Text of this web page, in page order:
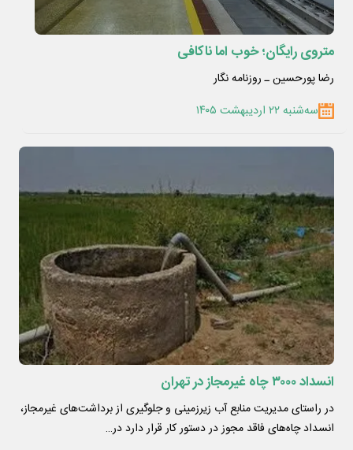
متروی رایگان؛ خوب اما ناکافی
رضا پورحسین ـ روزنامه نگار
سه‌شنبه ۲۲ اردیبهشت ۱۴۰۵
انسداد ۳۰۰۰ چاه غیرمجاز در تهران
در راستای مدیریت منابع آب زیرزمینی و جلوگیری از برداشت‌های غیرمجاز،
انسداد چاه‌های فاقد مجوز در دستور کار قرار دارد در…